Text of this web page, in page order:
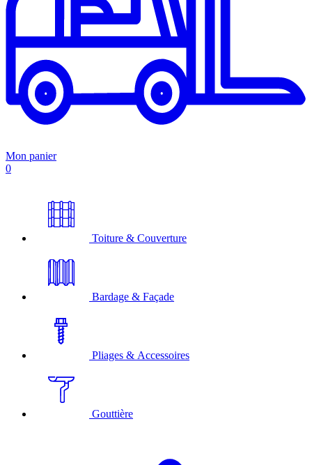
Mon panier
0
Toiture & Couverture
Bardage & Façade
Pliages & Accessoires
Gouttière